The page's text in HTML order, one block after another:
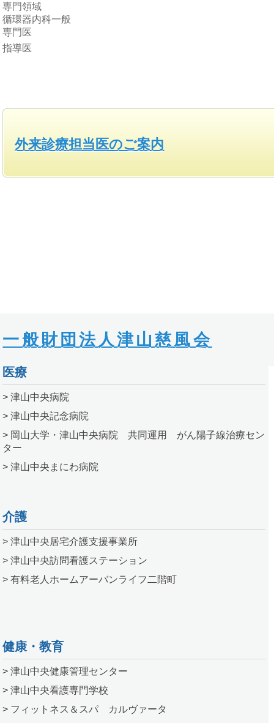
専門領域
循環器内科一般
専門医
指導医
外来診療担当医のご案内
一般財団法人津山慈風会
医療
> 津山中央病院
> 津山中央記念病院
> 岡山大学・津山中央病院 共同運用 がん陽子線治療セン
ター
> 津山中央まにわ病院
介護
> 津山中央居宅介護支援事業所
> 津山中央訪問看護ステーション
> 有料老人ホームアーバンライフ二階町
健康・教育
> 津山中央健康管理センター
> 津山中央看護専門学校
> フィットネス＆スパ カルヴァータ